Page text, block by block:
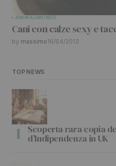
ANIMALI MONDO
Cani con calze sexy e
by massimo16/04/2013
TOP NEWS
Scoperta rara copia
d’Indipendenza in UK